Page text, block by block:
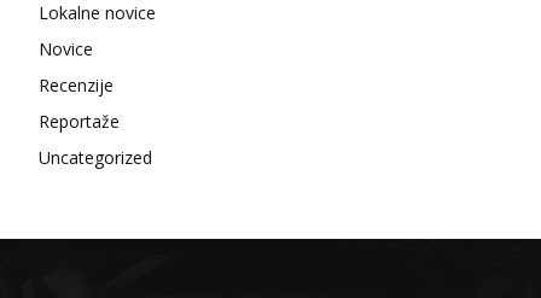
Lokalne novice
Novice
Recenzije
Reportaže
Uncategorized